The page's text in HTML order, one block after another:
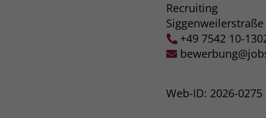
Recruiting
+49 7542 10-
Web-ID: 2026-0275